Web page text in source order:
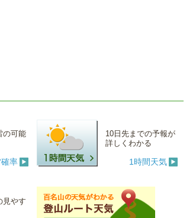
の可能
率
10日先までの予報が
詳しくわかる
1時間天気
見やす